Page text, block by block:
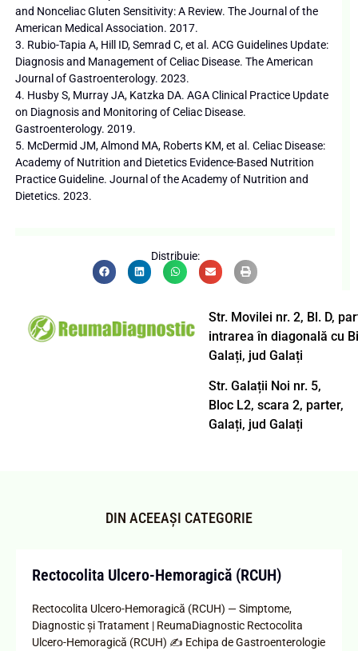
and Nonceliac Gluten Sensitivity: A Review. The Journal of the
American Medical Association. 2017.
3. Rubio-Tapia A, Hill ID, Semrad C, et al. ACG Guidelines Update:
Diagnosis and Management of Celiac Disease. The American
Journal of Gastroenterology. 2023.
4. Husby S, Murray JA, Katzka DA. AGA Clinical Practice Update
on Diagnosis and Monitoring of Celiac Disease.
Gastroenterology. 2019.
5. McDermid JM, Almond MA, Roberts KM, et al. Celiac Disease:
Academy of Nutrition and Dietetics Evidence-Based Nutrition
Practice Guideline. Journal of the Academy of Nutrition and
Dietetics. 2023.
Distribuie:
Str. Movilei nr. 2, Bl. D,
intrarea în diagonală cu
Galați, jud Galați
Str. Galații Noi nr. 5,
Bloc L2, scara 2, parter,
Galați, jud Galați
DIN ACEEAȘI CATEGORIE
Rectocolita Ulcero-Hemoragică (RCUH)
Rectocolita Ulcero-Hemoragică (RCUH) — Simptome,
Diagnostic și Tratament | ReumaDiagnostic Rectocolita
Ulcero-Hemoragică (RCUH) ✍️ Echipa de Gastroenterologie